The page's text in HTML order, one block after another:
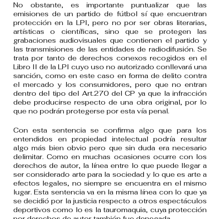
No obstante, es importante puntualizar que las
emisiones de un partido de fútbol sí que encuentran
protección en la LPI, pero no por ser obras literarias,
artísticas o científicas, sino que se protegen las
grabaciones audiovisuales que contienen el partido y
las transmisiones de las entidades de radiodifusión. Se
trata por tanto de derechos conexos recogidos en el
Libro II de la LPI cuyo uso no autorizado conllevará una
sanción, como en este caso en forma de delito contra
el mercado y los consumidores, pero que no entran
dentro del tipo del Art.270 del CP ya que la infracción
debe producirse respecto de una obra original, por lo
que no podrán protegerse por esta vía penal.
Con esta sentencia se confirma algo que para los
entendidos en propiedad intelectual podría resultar
algo más bien obvio pero que sin duda era necesario
delimitar. Como en muchas ocasiones ocurre con los
derechos de autor, la línea entre lo que puede llegar a
ser considerado arte para la sociedad y lo que es arte a
efectos legales, no siempre se encuentra en el mismo
lugar. Esta sentencia va en la misma línea con lo que ya
se decidió por la justicia respecto a otros espectáculos
deportivos como lo es la tauromaquia, cuya protección